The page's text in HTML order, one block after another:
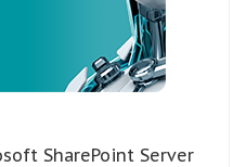
SharePoint Server